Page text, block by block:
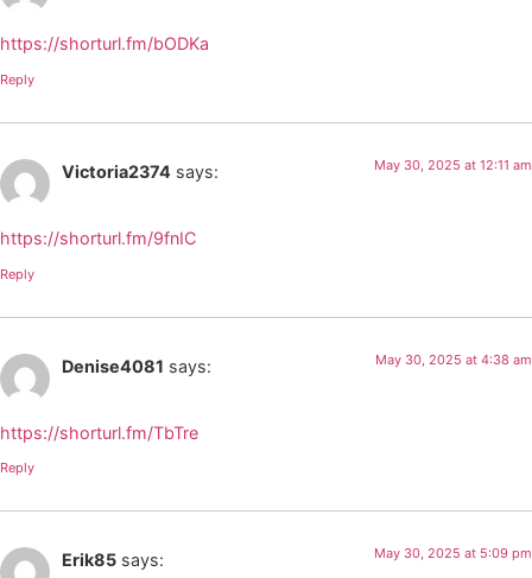
https://shorturl.fm/bODKa
Reply
Victoria2374 says: May 30, 2025 at 12:11 am
https://shorturl.fm/9fnIC
Reply
Denise4081 says: May 30, 2025 at 4:38 am
https://shorturl.fm/TbTre
Reply
Erik85 says: May 30, 2025 at 5:09 pm